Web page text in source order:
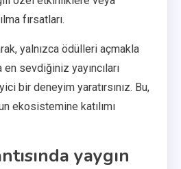
fırsatları.
yalnızca ödülleri açmakla
en sevdiğiniz yayıncıları
bir deneyim yaratırsınız. Bu,
ekosistemine katılımı
yaygın